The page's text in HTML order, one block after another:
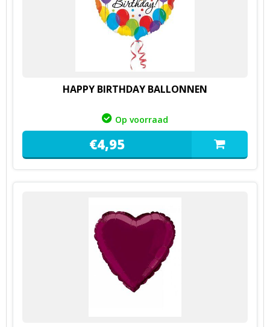
HAPPY BIRTHDAY BALLONNEN
Op voorraad
€4,95